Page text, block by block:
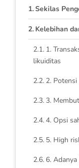
Sekilas
Kelebihan
1.
likuiditas
2.
3.
4. Opsi
5. High
6.